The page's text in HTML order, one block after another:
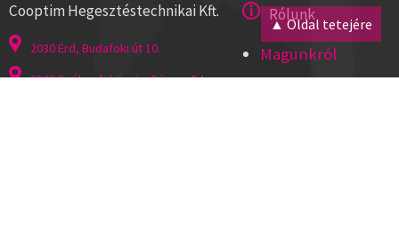
▲ Oldal tetejére
Cooptim Hegesztéstechnikai Kft.
2030 Érd, Budafoki út 10.
8000 Székesfehérvár, Géza u. 54.
Rólunk
Magunkról